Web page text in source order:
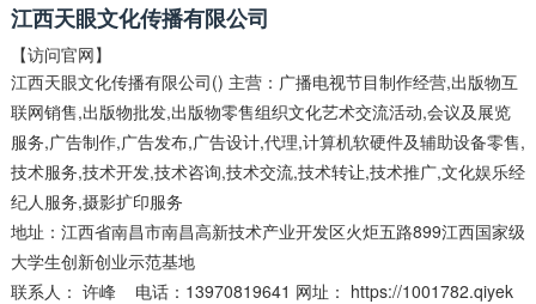
江西天眼文化传播有限公司
【访问官网】
江西天眼文化传播有限公司() 主营：广播电视节目制作经营,出版物互
联网销售,出版物批发,出版物零售组织文化艺术交流活动,会议及展览
服务,广告制作,广告发布,广告设计,代理,计算机软硬件及辅助设备零售,
技术服务,技术开发,技术咨询,技术交流,技术转让,技术推广,文化娱乐经
纪人服务,摄影扩印服务
地址：江西省南昌市南昌高新技术产业开发区火炬五路899江西国家级
大学生创新创业示范基地
联系人： 许峰电话：13970819641 网址： https://1001782.qiyek